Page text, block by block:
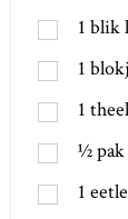
1 blik
1
1
½
1